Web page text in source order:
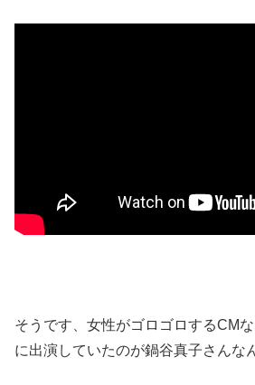
そうです、女性がゴロゴロするCM
に出演していたのが鍋谷真子さんな